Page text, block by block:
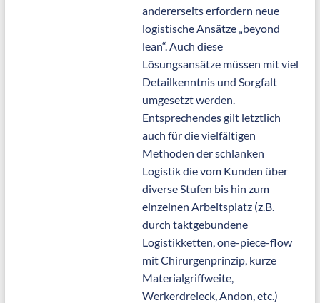
andererseits erfordern neue
logistische Ansätze „beyond
lean“. Auch diese
Lösungsansätze müssen mit viel
Detailkenntnis und Sorgfalt
umgesetzt werden.
Entsprechendes gilt letztlich
auch für die vielfältigen
Methoden der schlanken
Logistik die vom Kunden über
diverse Stufen bis hin zum
einzelnen Arbeitsplatz (z.B.
durch taktgebundene
Logistikketten, one-piece-flow
mit Chirurgenprinzip, kurze
Materialgriffweite,
Werkerdreieck, Andon, etc.)